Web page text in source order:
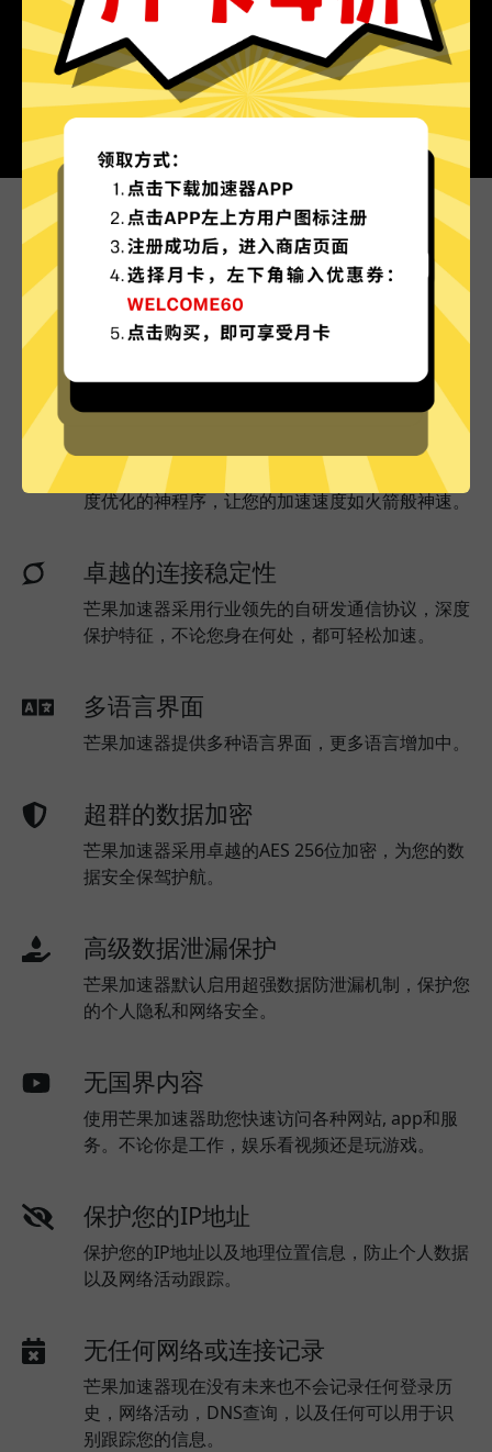
为什么选择芒果加速器?
更多服务器地区选择
芒果加速器现已拥有超多加速服务器节点，并且还
芒果加速器已为所有芒果加速器服务器部署实时速
度优化的神程序，让您的加速速度如火箭般神速。
卓越的连接稳定性
芒果加速器采用行业领先的自研发通信协议，深度
保护特征，不论您身在何处，都可轻松加速。
多语言界面
芒果加速器提供多种语言界面，更多语言增加中。
超群的数据加密
芒果加速器采用卓越的AES 256位加密，为您的数
据安全保驾护航。
高级数据泄漏保护
芒果加速器默认启用超强数据防泄漏机制，保护您
的个人隐私和网络安全。
无国界内容
使用芒果加速器助您快速访问各种网站, app和服
务。不论你是工作，娱乐看视频还是玩游戏。
保护您的IP地址
保护您的IP地址以及地理位置信息，防止个人数据
以及网络活动跟踪。
无任何网络或连接记录
芒果加速器现在没有未来也不会记录任何登录历
史，网络活动，DNS查询，以及任何可以用于识
别跟踪您的信息。